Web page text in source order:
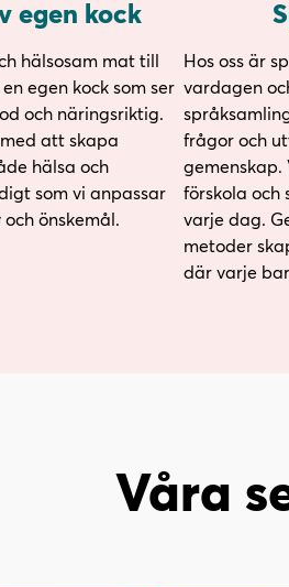
egen kock
hälsosam mat till
egen kock som ser
och näringsriktig.
att skapa
hälsa och
som vi anpassar
önskemål.
Hos oss är
vardagen
frågor och
förskola och
varje dag.
metoder
där varje
Våra